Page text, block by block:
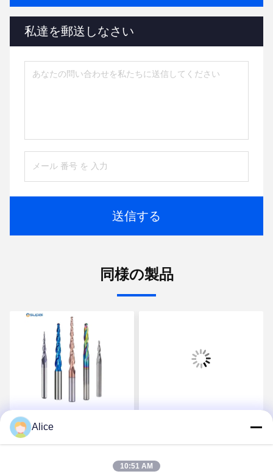
私達を郵送しなさい
送信する
同様の製品
スパール 耐久性高い高級
カービッドルータービッ
ト
ビーデューティー作業向
け
Alice
10:51 AM